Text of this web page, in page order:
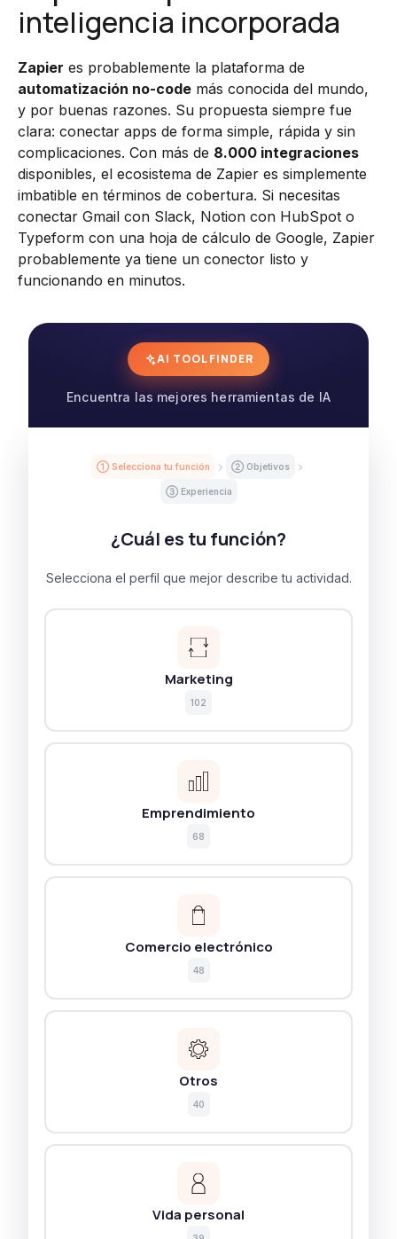
inteligencia incorporada
Zapier es probablemente la plataforma de
automatización no-code más conocida del mundo,
y por buenas razones. Su propuesta siempre fue
clara: conectar apps de forma simple, rápida y sin
complicaciones. Con más de 8.000 integraciones
disponibles, el ecosistema de Zapier es simplemente
imbatible en términos de cobertura. Si necesitas
conectar Gmail con Slack, Notion con HubSpot o
Typeform con una hoja de cálculo de Google, Zapier
probablemente ya tiene un conector listo y
funcionando en minutos.
AI TOOL FINDER
Encuentra las mejores herramientas de IA
① Selecciona tu función ② Objetivos
③ Experiencia
¿Cuál es tu función?
Selecciona el perfil que mejor describe tu actividad.
Marketing
102
Emprendimiento
68
Comercio electrónico
48
Otros
40
Vida personal